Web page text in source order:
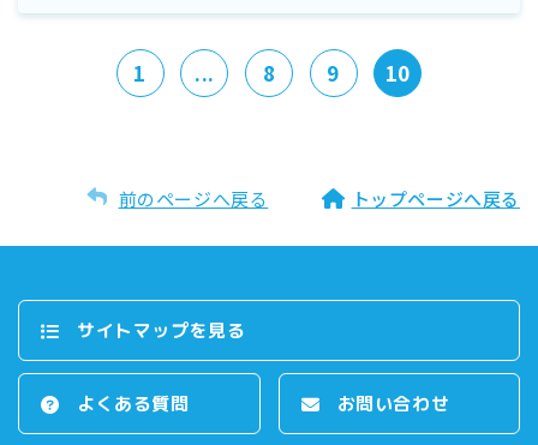
1 ... 8 9 10
前のページへ戻る トップページへ戻る
サイトマップを⾒る
よくある質問 お問い合わせ